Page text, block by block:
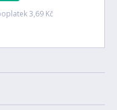
3,69 Kč